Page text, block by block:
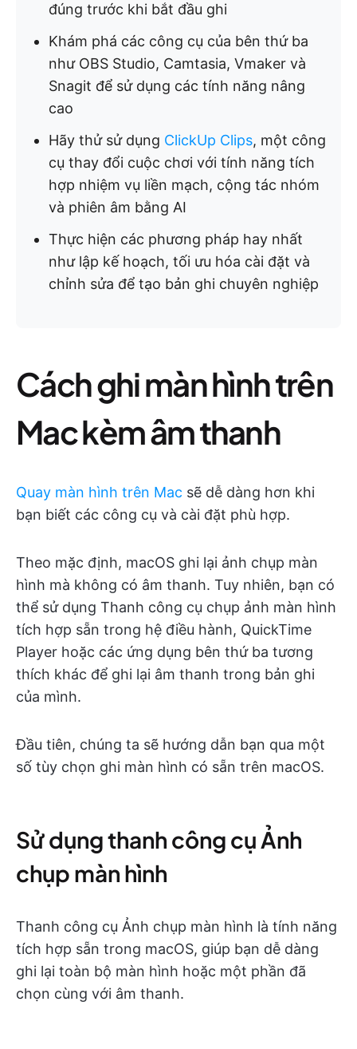
đúng trước khi bắt đầu ghi
Khám phá các công cụ của bên thứ ba
như OBS Studio, Camtasia, Vmaker và
Snagit để sử dụng các tính năng nâng
cao
Hãy thử sử dụng ClickUp Clips, một công
cụ thay đổi cuộc chơi với tính năng tích
hợp nhiệm vụ liền mạch, cộng tác nhóm
và phiên âm bằng AI
Thực hiện các phương pháp hay nhất
như lập kế hoạch, tối ưu hóa cài đặt và
chỉnh sửa để tạo bản ghi chuyên nghiệp
Cách ghi màn hình trên
Mac kèm âm thanh
Quay màn hình trên Mac sẽ dễ dàng hơn khi
bạn biết các công cụ và cài đặt phù hợp.
Theo mặc định, macOS ghi lại ảnh chụp màn
hình mà không có âm thanh. Tuy nhiên, bạn có
thể sử dụng Thanh công cụ chụp ảnh màn hình
tích hợp sẵn trong hệ điều hành, QuickTime
Player hoặc các ứng dụng bên thứ ba tương
thích khác để ghi lại âm thanh trong bản ghi
của mình.
Đầu tiên, chúng ta sẽ hướng dẫn bạn qua một
số tùy chọn ghi màn hình có sẵn trên macOS.
Sử dụng thanh công cụ Ảnh
chụp màn hình
Thanh công cụ Ảnh chụp màn hình là tính năng
tích hợp sẵn trong macOS, giúp bạn dễ dàng
ghi lại toàn bộ màn hình hoặc một phần đã
chọn cùng với âm thanh.